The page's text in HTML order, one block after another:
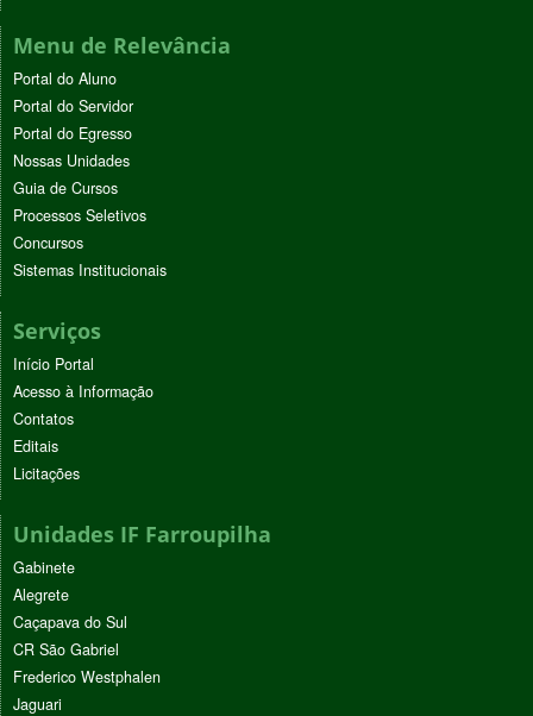
Menu de Relevância
Portal do Aluno
Portal do Servidor
Portal do Egresso
Nossas Unidades
Guia de Cursos
Processos Seletivos
Concursos
Sistemas Institucionais
Serviços
Início Portal
Acesso à Informação
Contatos
Editais
Licitações
Unidades IF Farroupilha
Gabinete
Alegrete
Caçapava do Sul
CR São Gabriel
Frederico Westphalen
Jaguari